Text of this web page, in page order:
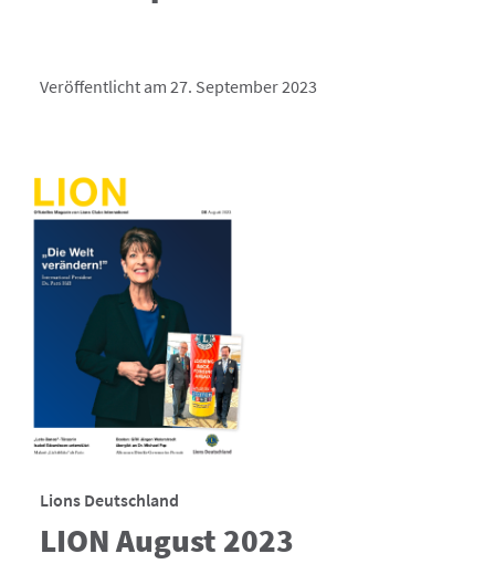
Veröffentlicht am 27. September 2023
Lions Deutschland
LION August 2023